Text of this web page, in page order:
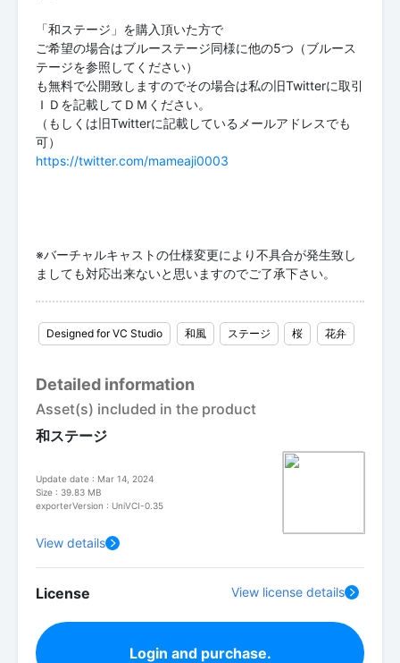
「和ステージ」を購入頂いた方で
ご希望の場合はブルーステージ同様に他の5つ（ブルース
テージを参照してください）
も無料で公開致しますのでその場合は私の旧Twitterに取引
ＩＤを記載してＤＭください。
（もしくは旧Twitterに記載しているメールアドレスでも
https://twitter.com/mameaji0003
※バーチャルキャストの仕様変更により不具合が発生致し
ましても対応出来ないと思いますのでご了承下さい。
Designed for VC Studio 和風 ステージ 桜 花弁
Detailed information
Asset(s) included in the product
和ステージ
Update date : Mar 14, 2024
Size : 39.83 MB
exporterVersion : UniVCI-0.35
View details
License View license details
Login and purchase.